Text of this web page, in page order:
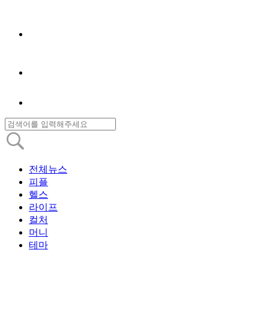
전체뉴스
피플
헬스
라이프
컬처
머니
테마